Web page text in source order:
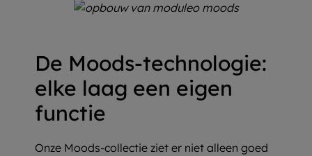
De Moods-technologie:
elke laag een eigen
functie
Onze Moods-collectie ziet er niet alleen goed